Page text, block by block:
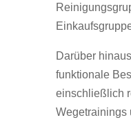
Darüber
funktionale
einschließlich
Wegetrainings